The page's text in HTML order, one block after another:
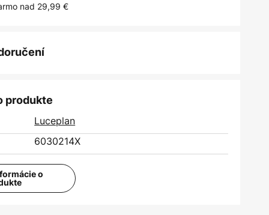
nad 29,99 €
produkte
Luceplan
6030214X
o